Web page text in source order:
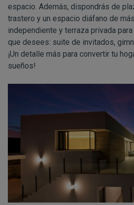
espacio. Además, dispondrás de
trastero y un espacio diáfano de
independiente y terraza privada
que desees: suite de invitados,
¡Un detalle más para convertir tu
sueños!